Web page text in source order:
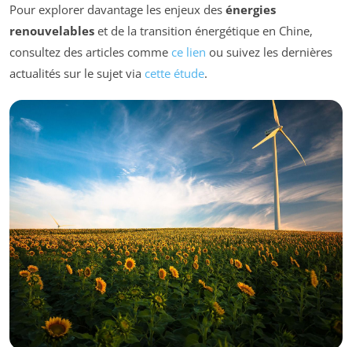
Pour explorer davantage les enjeux des énergies
renouvelables et de la transition énergétique en Chine,
consultez des articles comme ce lien ou suivez les dernières
actualités sur le sujet via cette étude.